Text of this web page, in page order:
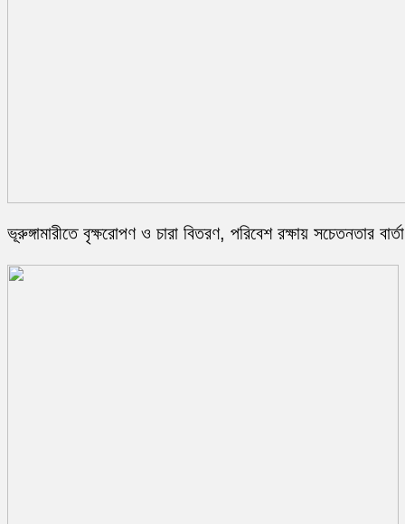
ভূরুঙ্গামারীতে বৃক্ষরোপণ ও চারা বিতরণ, পরিবেশ রক্ষায় সচেতনতার বার্তা